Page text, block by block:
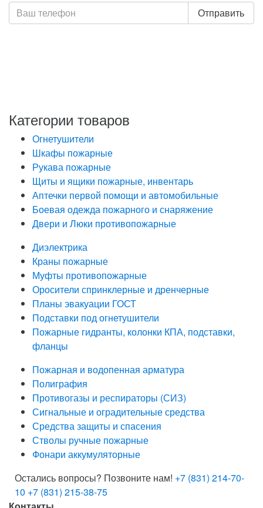
Отправить
Категории товаров
Огнетушители
Шкафы пожарные
Рукава пожарные
Щиты и ящики пожарные, инвентарь
Аптечки первой помощи и автомобильные
Боевая одежда пожарного и снаряжение
Двери и Люки противопожарные
Диэлектрика
Краны пожарные
Муфты противопожарные
Оросители спринклерные и дренчерные
Планы эвакуации ГОСТ
Подставки под огнетушители
Пожарные гидранты, колонки КПА, подставки,
фланцы
Пожарная и водопенная арматура
Полиграфия
Противогазы и респираторы (СИЗ)
Сигнальные и оградительные средства
Средства защиты и спасения
Стволы ручные пожарные
Фонари аккумуляторные
Остались вопросы? Позвоните нам! +7 (831) 214-70-
10 +7 (831) 215-38-75